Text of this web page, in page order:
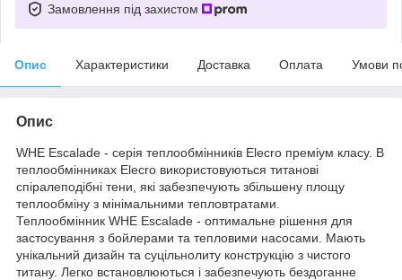
Замовлення під захистом
Опис Характеристики Доставка Оплата Умови
Опис
WHE Escalade - серія теплообмінників Elecro преміум класу. В
теплообмінниках Elecro використовуються титанові
спіралеподібні тени, які забезпечують збільшену площу
теплообміну з мінімальними тепловтратами.
Теплообмінник WHE Escalade - оптимальне рішення для
застосування з бойлерами та тепловими насосами. Мають
унікальний дизайн та суцільнолиту конструкцію з чистого
титану. Легко встановлюються і забезпечують бездоганне